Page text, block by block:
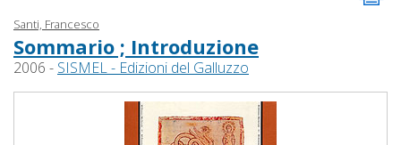
Santi, Francesco
Sommario ; Introduzione
2006 - SISMEL - Edizioni del Galluzzo